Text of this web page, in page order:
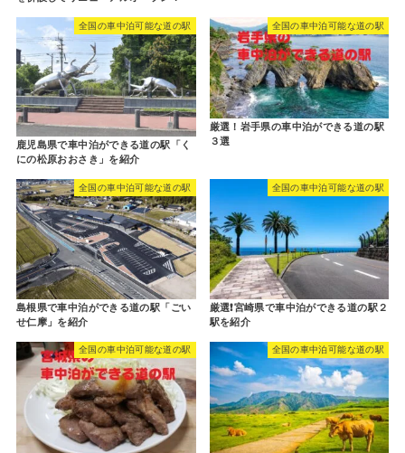
全国の車中泊可能な道の駅
鹿児島県で車中泊ができる道の駅「く
にの松原おおさき」を紹介
全国の車中泊可能な道の駅
厳選！岩手県の車中泊ができる道の駅
３選
全国の車中泊可能な道の駅
島根県で車中泊ができる道の駅「ごい
せ仁摩」を紹介
全国の車中泊可能な道の駅
厳選❗️宮崎県で車中泊ができる道の駅２
駅を紹介
全国の車中泊可能な道の駅 全国の車中泊可能な道の駅